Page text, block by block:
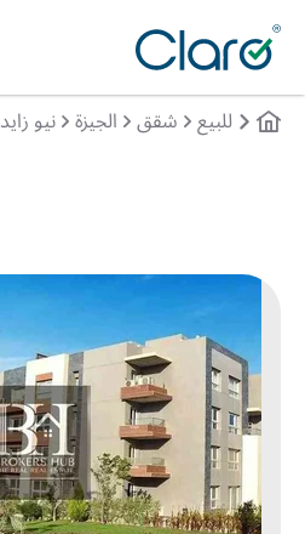
للبيع شقق الجيزة نيو زايد